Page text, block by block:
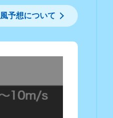
風予想について